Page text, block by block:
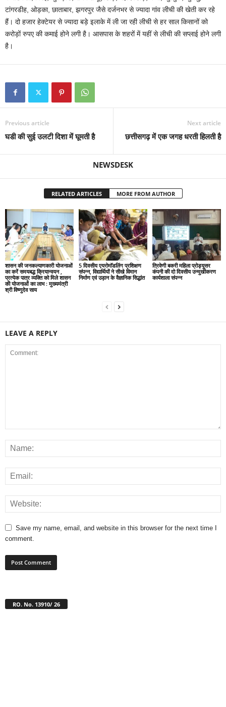
टांगरडीह, ओड़का, छाताबार, झगरपुर जैसे दर्जनभर से ज्यादा गांव लीची की खेती कर रहे
हैं। दो हजार हेक्टेयर से ज्यादा बड़े इलाके में ली जा रही लीची से हर साल किसानों को
करोड़ों रुपए की कमाई होने लगी है। आसपास के शहरों में यहीं से लीची की सप्लाई होने लगी
है।
Previous article
घडी की सुई उलटी दिशा में घूमती है
Next article
छत्तीसगढ़ में एक जगह धरती हिलती है
NEWSDESK
RELATED ARTICLES MORE FROM AUTHOR
शासन की जनकल्याणकारी योजनाओं
का करें समयबद्ध क्रियान्वयन ,
प्रत्येक पात्र व्यक्ति को मिले शासन
की योजनाओं का लाभ : मुख्यमंत्री
श्री विष्णुदेव साय
5 दिवसीय एयरोमॉडलिंग प्रशिक्षण
संपन्न, विद्यार्थियों ने सीखे विमान
निर्माण एवं उड़ान के वैज्ञानिक सिद्धांत
त्रिवेणी बकरी महिला प्रोड्यूसर
कंपनी की दो दिवसीय उन्मुखीकरण
कार्यशाला संपन्न
LEAVE A REPLY
Save my name, email, and website in this browser for the next time I
comment.
RO. No. 13910/ 26